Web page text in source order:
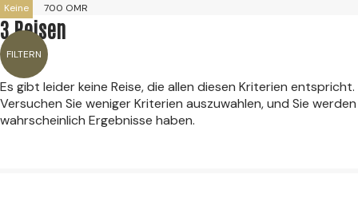
Keine 700 OMR
3 Reisen
FILTERN
Es gibt leider keine Reise, die allen diesen Kriterien entspricht.
Versuchen Sie weniger Kriterien auszuwahlen, und Sie werden
wahrscheinlich Ergebnisse haben.